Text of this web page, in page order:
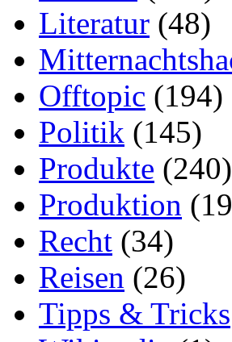
Literatur (48)
Offtopic (194)
Politik (145)
Produkte (240)
Produktion
Recht (34)
Reisen (26)
Tipps & Tricks